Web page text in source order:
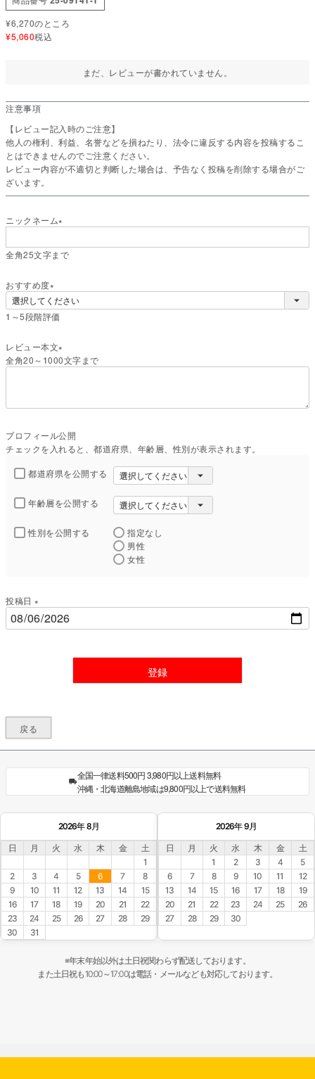
¥6,270のところ
¥5,060税込
まだ、レビューが書かれていません。
注意事項
【レビュー記入時のご注意】
他人の権利、利益、名誉などを損ねたり、法令に違反する内容を投稿するこ
とはできませんのでご注意ください。
レビュー内容が不適切と判断した場合は、予告なく投稿を削除する場合がご
ざいます。
ニックネーム
必
全角25文字まで
おすすめ度
(
必
)
1～5段階評価
レビュー本文
(
全角20～1000文字まで
プロフィール公開
チェックを入れると、都道府県、年齢層、性別が表示されます。
都道府県を公開する
年齢層を公開する
性別を公開する
指定なし
男性
女性
投稿日
(
必
登録
戻る
全国一律送料500円 3,980円以上送料無料
沖縄・北海道離島地域は9,800円以上で送料無料
2026年 8月
日 月 火 水 木 金
土
1
2
3 4 5 6 7
8
9
10 11 12 13 14
15
16
17 18 19 20 21
22
23
24 25 26 27 28
29
30
31
2026年 9月
日 月 火 水 木 金
土
1
2 3 4
5
6
7 8 9 10 11
12
13
14 15 16 17 18
19
20
21 22 23 24 25
26
27
28 29 30
※年末年始以外は土日祝関わらず配送しております。
また土日祝も10:00～17:00は電話・メールなども対応しております。